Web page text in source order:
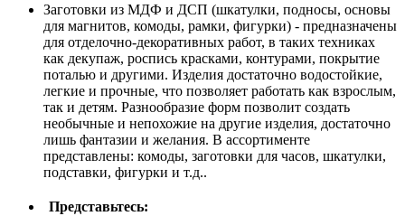
Заготовки из МДФ и ДСП (шкатулки, подносы, основы
для магнитов, комоды, рамки, фигурки) - предназначены
для отделочно-декоративных работ, в таких техниках
как декупаж, роспись красками, контурами, покрытие
поталью и другими. Изделия достаточно водостойкие,
легкие и прочные, что позволяет работать как взрослым,
так и детям. Разнообразие форм позволит создать
необычные и непохожие на другие изделия, достаточно
лишь фантазии и желания. В ассортименте
представлены: комоды, заготовки для часов, шкатулки,
подставки, фигурки и т.д..
Представьтесь: